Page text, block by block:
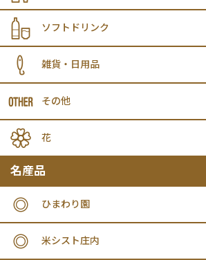
ソフトドリンク
雑貨・日用品
その他
花
名産品
ひまわり園
米シスト庄内